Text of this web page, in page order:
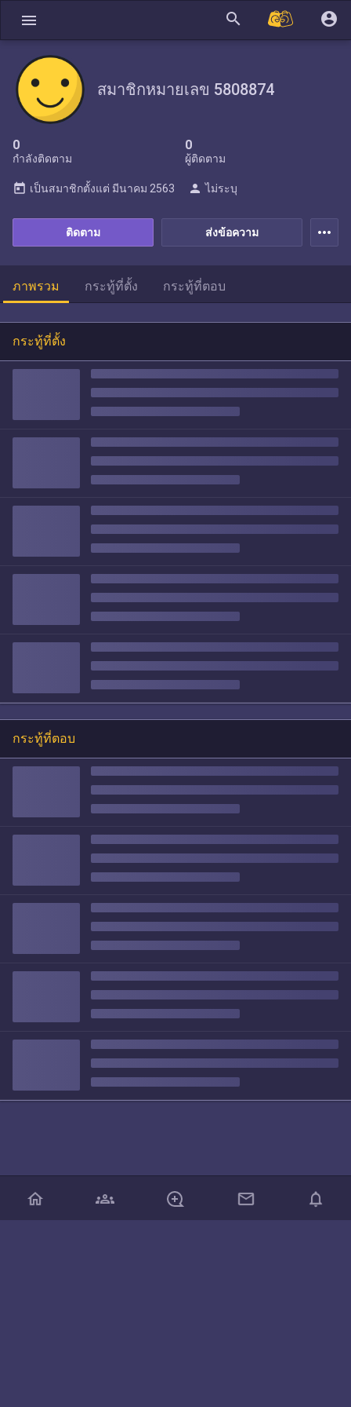
menu search account_circle
สมาชิกหมายเลข 5808874
0
กำลังติดตาม
0
ผู้ติดตาม
ส่งข้อความ
ติดตาม
today เป็นสมาชิกตั้งแต่ มีนาคม 2563 person ไม่ระบุ
more_horiz
ภาพรวม กระทู้ที่ตั้ง กระทู้ที่ตอบ
กระทู้ที่ตั้ง
กระทู้ที่ตอบ